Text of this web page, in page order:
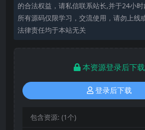
的合法权益，请私信联系站长,并于24小
所有源码仅限学习，交流使用，请勿上线
法律责任均于本站无关
本资源登录后下载
登录后下载
包含资源: (1个)